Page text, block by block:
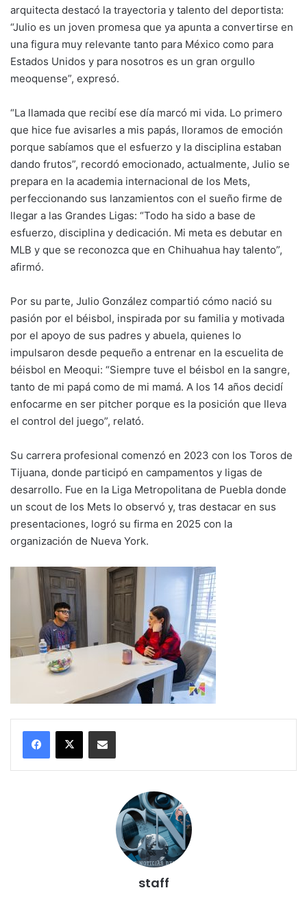
arquitecta destacó la trayectoria y talento del deportista:
“Julio es un joven promesa que ya apunta a convertirse en
una figura muy relevante tanto para México como para
Estados Unidos y para nosotros es un gran orgullo
meoquense”, expresó.
“La llamada que recibí ese día marcó mi vida. Lo primero
que hice fue avisarles a mis papás, lloramos de emoción
porque sabíamos que el esfuerzo y la disciplina estaban
dando frutos”, recordó emocionado, actualmente, Julio se
prepara en la academia internacional de los Mets,
perfeccionando sus lanzamientos con el sueño firme de
llegar a las Grandes Ligas: “Todo ha sido a base de
esfuerzo, disciplina y dedicación. Mi meta es debutar en
MLB y que se reconozca que en Chihuahua hay talento”,
afirmó.
Por su parte, Julio González compartió cómo nació su
pasión por el béisbol, inspirada por su familia y motivada
por el apoyo de sus padres y abuela, quienes lo
impulsaron desde pequeño a entrenar en la escuelita de
béisbol en Meoqui: “Siempre tuve el béisbol en la sangre,
tanto de mi papá como de mi mamá. A los 14 años decidí
enfocarme en ser pitcher porque es la posición que lleva
el control del juego”, relató.
Su carrera profesional comenzó en 2023 con los Toros de
Tijuana, donde participó en campamentos y ligas de
desarrollo. Fue en la Liga Metropolitana de Puebla donde
un scout de los Mets lo observó y, tras destacar en sus
presentaciones, logró su firma en 2025 con la
organización de Nueva York.
Compartir por correo electrónico
staff